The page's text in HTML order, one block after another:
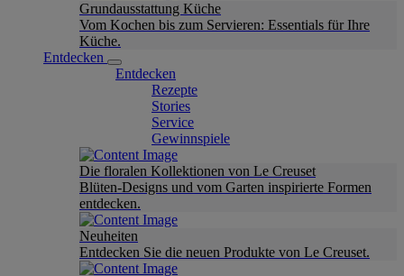
Grundausstattung Küche
Vom Kochen bis zum Servieren: Essentials für Ihre
Küche.
Entdecken
Entdecken
Rezepte
Stories
Service
Gewinnspiele
Die floralen Kollektionen von Le Creuset
Blüten-Designs und vom Garten inspirierte Formen
entdecken.
Neuheiten
Entdecken Sie die neuen Produkte von Le Creuset.